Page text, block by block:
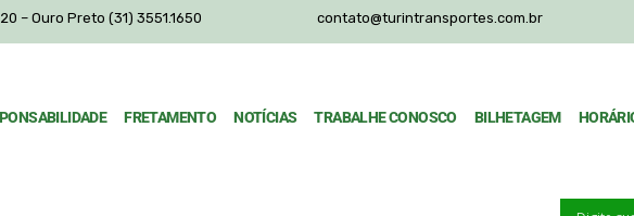
– Ouro Preto (31) 3551.1650 contato@turintransportes.com.br
FRETAMENTO NOTÍCIAS TRABALHE CONOSCO BILHETAGEM